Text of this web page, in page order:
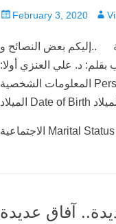
Posted
February 3, 2020
..إليكم بعض النصائح و
بقلم: د. علي العنزي أولا:
المعلومات الشخصية Personal Information الاسم Name العمر Age تاريخ
الميلاد Date of Birth مكان الميلاد Place of Birth الجنسية Nationality الحالة